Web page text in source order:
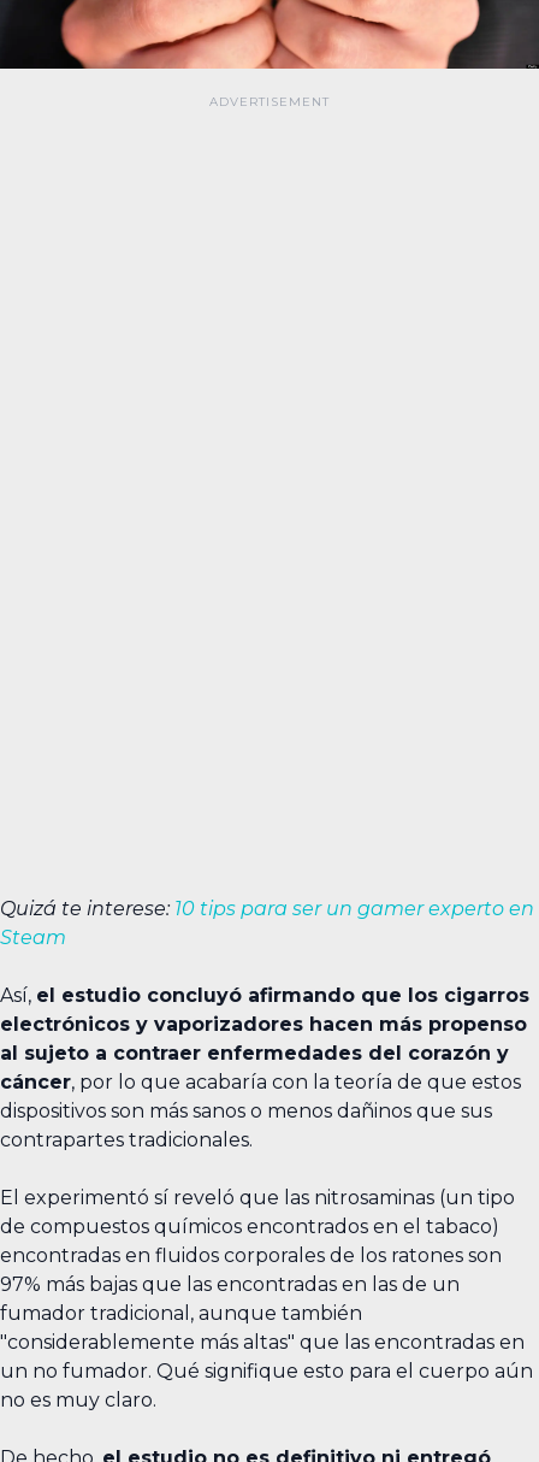
Quizá te interese: 10 tips para ser un gamer experto en
Steam
Así, el estudio concluyó afirmando que los cigarros
electrónicos y vaporizadores hacen más propenso
al sujeto a contraer enfermedades del corazón y
cáncer, por lo que acabaría con la teoría de que estos
dispositivos son más sanos o menos dañinos que sus
contrapartes tradicionales.
El experimentó sí reveló que las nitrosaminas (un tipo
de compuestos químicos encontrados en el tabaco)
encontradas en fluidos corporales de los ratones son
97% más bajas que las encontradas en las de un
fumador tradicional, aunque también
"considerablemente más altas" que las encontradas en
un no fumador. Qué signifique esto para el cuerpo aún
no es muy claro.